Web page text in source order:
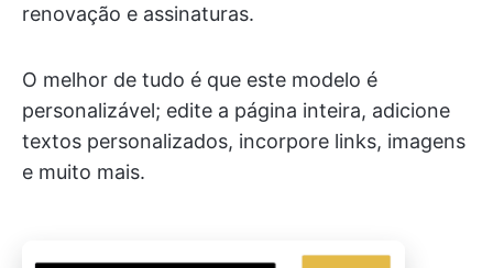
renovação e assinaturas.
O melhor de tudo é que este modelo é
personalizável; edite a página inteira, adicione
textos personalizados, incorpore links, imagens
e muito mais.